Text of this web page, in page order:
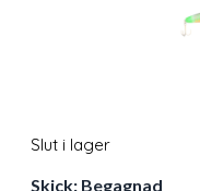
Slut i lager
Skick: Begagnad